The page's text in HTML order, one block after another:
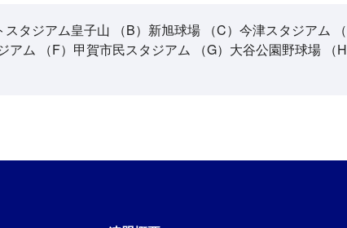
スタジアム皇子山 （B）新旭球場 （C）今津スタジアム
アム （F）甲賀市民スタジアム （G）大谷公園野球場